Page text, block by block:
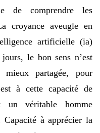
de comprendre les
croyance aveugle en
artificielle (ia)
le bon sens n’est
partagée, pour
à cette capacité de
un véritable homme
à apprécier la